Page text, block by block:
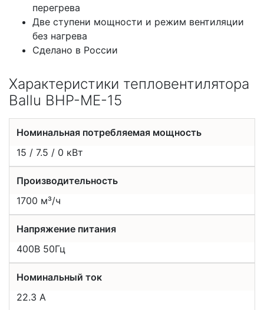
перегрева
Две ступени мощности и режим вентиляции
без нагрева
Сделано в России
Характеристики тепловентилятора
Ballu BHP-ME-15
Номинальная потребляемая мощность
15 / 7.5 / 0 кВт
Производительность
1700 м³/ч
Напряжение питания
400В 50Гц
Номинальный ток
22.3 А